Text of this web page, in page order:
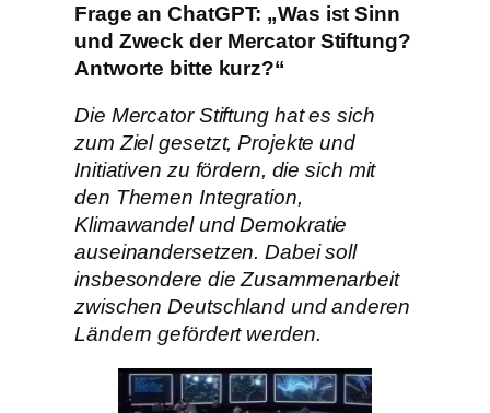
Frage an ChatGPT: „Was ist Sinn
und Zweck der Mercator Stiftung?
Antworte bitte kurz?“
Die Mercator Stiftung hat es sich
zum Ziel gesetzt, Projekte und
Initiativen zu fördern, die sich mit
den Themen Integration,
Klimawandel und Demokratie
auseinandersetzen. Dabei soll
insbesondere die Zusammenarbeit
zwischen Deutschland und anderen
Ländern gefördert werden.